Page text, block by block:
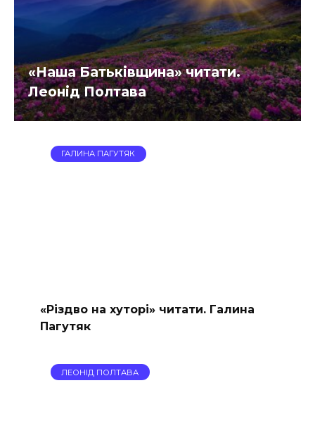
«Наша Батьківщина» читати.
Леонід Полтава
ГАЛИНА ПАГУТЯК
«Різдво на хуторі» читати. Галина
Пагутяк
ЛЕОНІД ПОЛТАВА